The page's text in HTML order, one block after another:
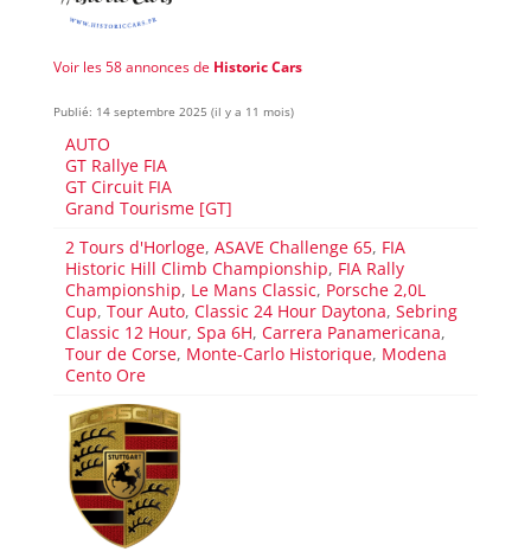
Voir les 58 annonces de Historic Cars
Publié: 14 septembre 2025 (il y a 11 mois)
AUTO
GT Rallye FIA
GT Circuit FIA
Grand Tourisme [GT]
2 Tours d'Horloge,ASAVE Challenge 65, FIA
Historic Hill Climb Championship, FIA Rally
Championship, Le Mans Classic, Porsche 2,0L
Cup,Tour Auto,Classic 24 Hour Daytona,Sebring
Classic 12 Hour,Spa 6H,Carrera Panamericana,
Tour de Corse, Monte-Carlo Historique, Modena
Cento Ore